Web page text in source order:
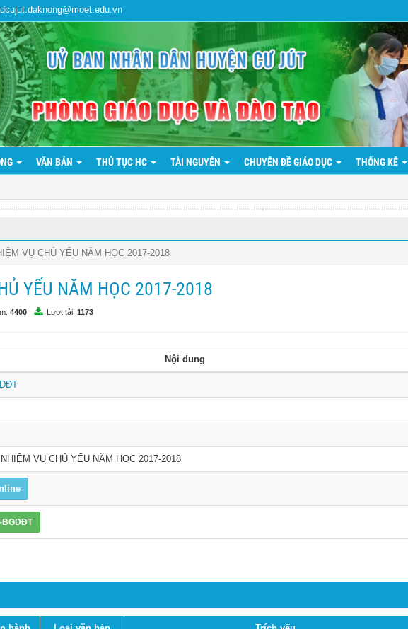
VĂN BẢN THỦ TỤC HC TÀI NGUYÊN CHUYÊN ĐỀ GIÁO DỤC THỐNG KÊ
VỤ CHỦ YẾU NĂM HỌC 2017-2018
YẾU NĂM HỌC 2017-2018
4400 Lượt tải: 1173
Nội dung
VỤ CHỦ YẾU NĂM HỌC 2017-2018
BGDĐT